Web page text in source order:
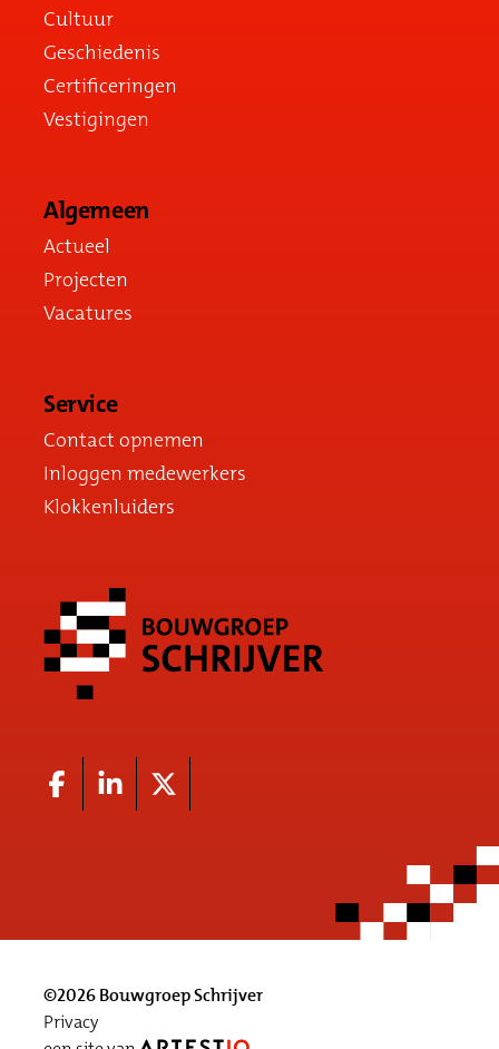
Cultuur
Geschiedenis
Certificeringen
Vestigingen
Algemeen
Actueel
Projecten
Vacatures
Service
Contact opnemen
Inloggen medewerkers
Klokkenluiders
©2026 Bouwgroep Schrijver
Privacy